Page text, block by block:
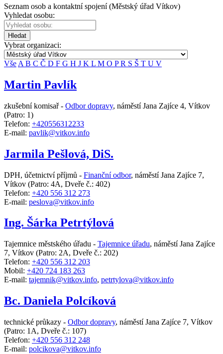
Seznam osob a kontaktní spojení (Městský úřad Vítkov)
Vyhledat osobu:
Hledat
Vybrat organizaci:
Vše A B C Č D F G H J K L M O PR S Š T U V
Martin Pavlík
zkušební komisař - Odbor dopravy, náměstí Jana Zajíce 4, Vítkov
(Patro: 1)
Telefon: +420556312233
E-mail: pavlik@vitkov.info
Jarmila Pešlová, DiS.
DPH, účetnictví příjmů - Finanční odbor, náměstí Jana Zajíce 7,
Vítkov (Patro: 4A, Dveře č.: 402)
Telefon: +420 556 312 273
E-mail: peslova@vitkov.info
Ing. Šárka Petrtýlová
Tajemnice městského úřadu - Tajemnice úřadu, náměstí Jana Zajíce
7, Vítkov (Patro: 2A, Dveře č.: 202)
Telefon: +420 556 312 203
Mobil: +420 724 183 263
E-mail: tajemnik@vitkov.info, petrtylova@vitkov.info
Bc. Daniela Polcíková
technické průkazy - Odbor dopravy, náměstí Jana Zajíce 7, Vítkov
(Patro: 1A, Dveře č.: 107)
Telefon: +420 556 312 248
E-mail: polcikova@vitkov.info